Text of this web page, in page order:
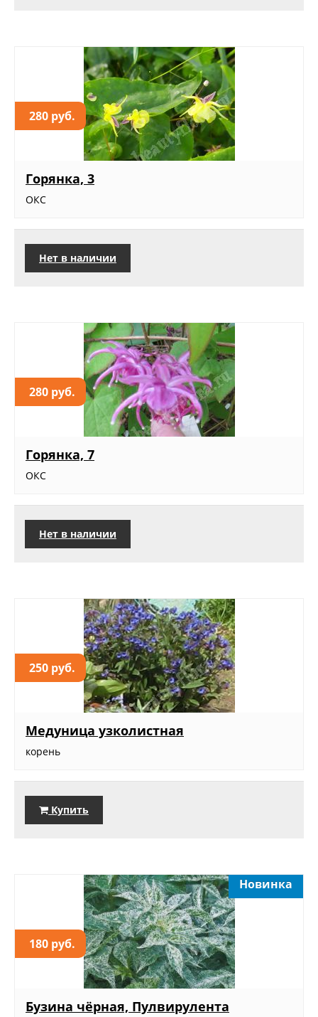
280 руб.
Горянка, 3
ОКС
Нет в наличии
280 руб.
Горянка, 7
ОКС
Нет в наличии
250 руб.
Медуница узколистная
корень
Купить
180 руб.
Новинка
Бузина чёрная, Пулвирулента